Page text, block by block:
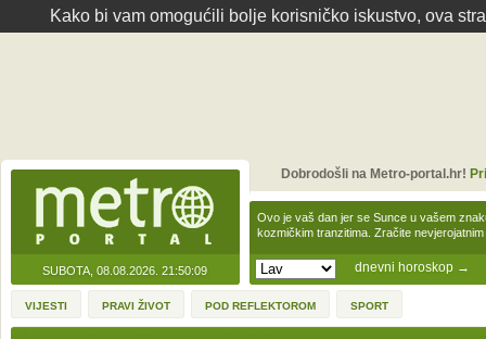
Kako bi vam omogućili bolje korisničko iskustvo, ova
SUBOTA, 08.08.2026. 21:50:09 dnevni horoskop →
Ovo je vaš dan jer se Sunce u vašem
kozmičkim tranzitima. Zračite
Dobrodošli na Metro-portal.hr!
VIJESTI PRAVI ŽIVOT POD REFLEKTOROM SPORT